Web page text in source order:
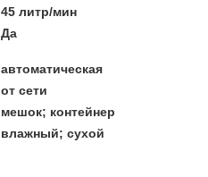
45 литр/мин
Да
автоматическая
от сети
мешок; контейнер
влажный; сухой